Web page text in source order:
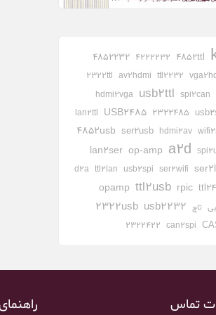
4852ttl
4222232
4852232
ttl2232
av2hdmi
2322ttl
spi2can
usb2ttl
hdmi2vga
2322485
USB2485
lan2ttl
hdmi2av
ser2usb
4852usb
a2d
op-amp
lan2ser
ser2wifi
usb2spi
ttl2lan
d2a
rpic
ttl2usb
opamp
تاچ usb2232
2322usb
can2spi
2322422
تماس